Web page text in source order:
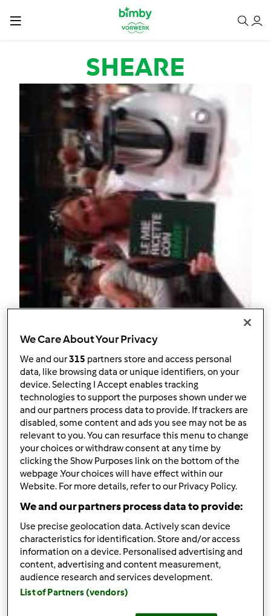
Salta al contenuto principale
SHEARE
SHEARE
Punti utente attuali: 5
Quale modello di Bimby ® possiedi ?
tm6
Miglior ricetta
La ricetta più commentata
ARROSTO CON ASPARAGI
Commenti
4
We Care About Your Privacy
We and our315 partners store and access personal
data, like browsing data or unique identifiers, on your
device. Selecting I Accept enables tracking
technologies to support the purposes shown under we
and our partners process data to provide. If trackers are
disabled, some content and ads you see may not be as
relevant to you. You can resurface this menu to change
your choices or withdraw consent at any time by
clicking the Show Purposes link on the bottom of the
webpage .Your choices will have effect within our
Website. For more details, refer to our Privacy Policy.
We and our partners process data to provide:
Use precise geolocation data. Actively scan device
characteristics for identification. Store and/or access
information on a device. Personalised advertising and
content, advertising and content measurement,
audience research and services development.
List of Partners (vendors)